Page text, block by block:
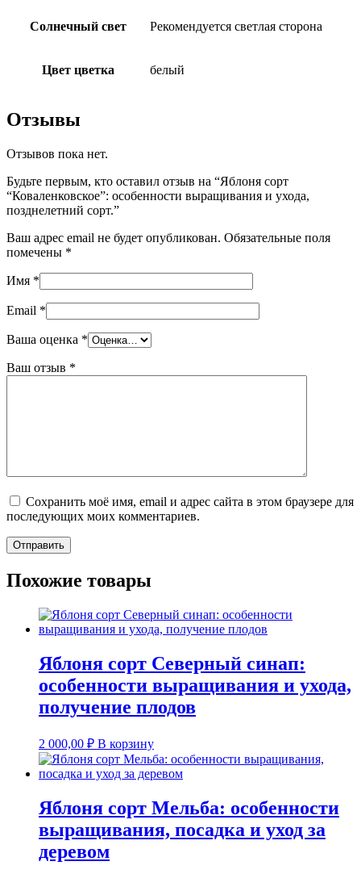
Солнечный свет Рекомендуется светлая сторона
Цвет цветка белый
Отзывы
Отзывов пока нет.
Будьте первым, кто оставил отзыв на “Яблоня сорт
“Коваленковское”: особенности выращивания и ухода,
позднелетний сорт.”
Ваш адрес email не будет опубликован. Обязательные поля
помечены *
Имя *
Email *
Ваша оценка *
Ваш отзыв *
Сохранить моё имя, email и адрес сайта в этом браузере для
последующих моих комментариев.
Похожие товары
Яблоня сорт Северный синап:
особенности выращивания и ухода,
получение плодов
2 000,00 ₽ В корзину
Яблоня сорт Мельба: особенности
выращивания, посадка и уход за
деревом